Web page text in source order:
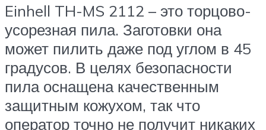
Einhell TH-MS 2112 – это торцово-
усорезная пила. Заготовки она
может пилить даже под углом в 45
градусов. В целях безопасности
пила оснащена качественным
защитным кожухом, так что
оператор точно не получит никаких